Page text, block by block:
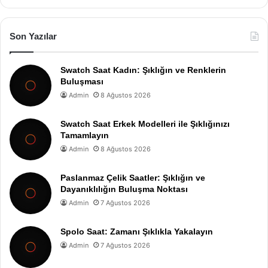
Son Yazılar
Swatch Saat Kadın: Şıklığın ve Renklerin
Buluşması
Admin 8 Ağustos 2026
Swatch Saat Erkek Modelleri ile Şıklığınızı
Tamamlayın
Admin 8 Ağustos 2026
Paslanmaz Çelik Saatler: Şıklığın ve
Dayanıklılığın Buluşma Noktası
Admin 7 Ağustos 2026
Spolo Saat: Zamanı Şıklıkla Yakalayın
Admin 7 Ağustos 2026